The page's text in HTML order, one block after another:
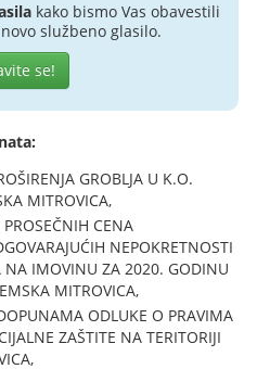
kako bismo Vas obavestili
službeno glasilo.
se!
GROBLJA U K.O.
MITROVICA,
CENA
NEPOKRETNOSTI
NA IMOVINU ZA 2020. GODINU
MITROVICA,
ODLUKE O PRAVIMA
ZAŠTITE NA TERITORIJI